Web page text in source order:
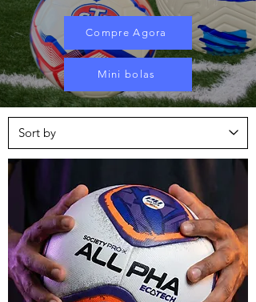
Compre Agora
Mini bolas